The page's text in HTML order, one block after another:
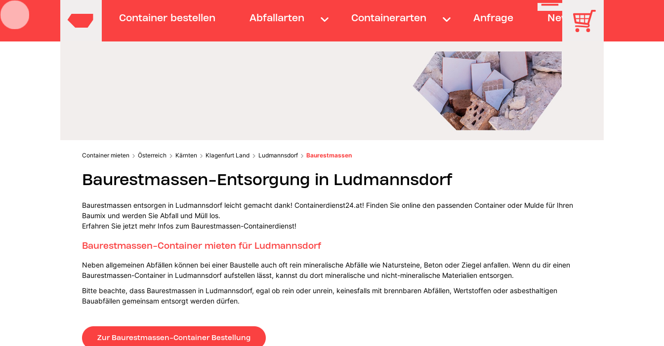
Container bestellen Abfallarten Containerarten Anfrage News
Container mieten Österreich Kärnten Klagenfurt Land Ludmannsdorf Baurestmassen
Baurestmassen-Entsorgung in Ludmannsdorf
Baurestmassen entsorgen in Ludmannsdorf leicht gemacht dank! Containerdienst24.at! Finden Sie online den passenden Container oder Mulde für Ihren
Baumix und werden Sie Abfall und Müll los.
Erfahren Sie jetzt mehr Infos zum Baurestmassen-Containerdienst!
Baurestmassen-Container mieten für Ludmannsdorf
Neben allgemeinen Abfällen können bei einer Baustelle auch oft rein mineralische Abfälle wie Natursteine, Beton oder Ziegel anfallen. Wenn du dir einen
Baurestmassen-Container in Ludmannsdorf aufstellen lässt, kannst du dort mineralische und nicht-mineralische Materialien entsorgen.
Bitte beachte, dass Baurestmassen in Ludmannsdorf, egal ob rein oder unrein, keinesfalls mit brennbaren Abfällen, Wertstoffen oder asbesthaltigen
Bauabfällen gemeinsam entsorgt werden dürfen.
Zur Baurestmassen-Container Bestellung